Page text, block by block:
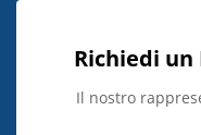
Richiedi
Il nostro